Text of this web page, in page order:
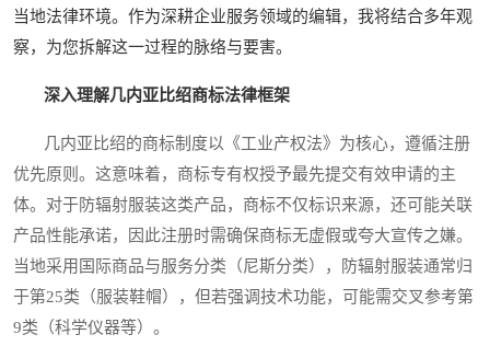
当地法律环境。作为深耕企业服务领域的编辑，我将结合多年观
察，为您拆解这一过程的脉络与要害。
深入理解几内亚比绍商标法律框架
几内亚比绍的商标制度以《工业产权法》为核心，遵循注册
优先原则。这意味着，商标专有权授予最先提交有效申请的主
体。对于防辐射服装这类产品，商标不仅标识来源，还可能关联
产品性能承诺，因此注册时需确保商标无虚假或夸大宣传之嫌。
当地采用国际商品与服务分类（尼斯分类），防辐射服装通常归
于第25类（服装鞋帽），但若强调技术功能，可能需交叉参考第
9类（科学仪器等）。